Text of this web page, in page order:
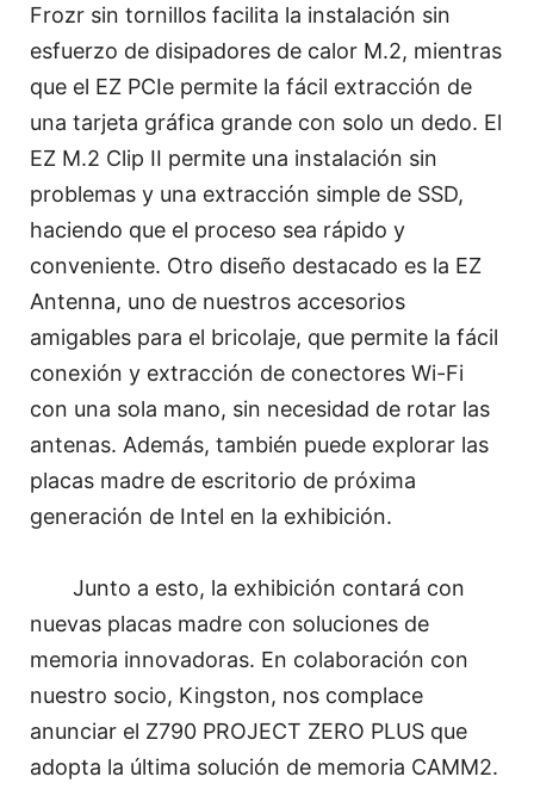
Frozr sin tornillos facilita la instalación sin
esfuerzo de disipadores de calor M.2, mientras
que el EZ PCIe permite la fácil extracción de
una tarjeta gráfica grande con solo un dedo. El
EZ M.2 Clip II permite una instalación sin
problemas y una extracción simple de SSD,
haciendo que el proceso sea rápido y
conveniente. Otro diseño destacado es la EZ
Antenna, uno de nuestros accesorios
amigables para el bricolaje, que permite la fácil
conexión y extracción de conectores Wi-Fi
con una sola mano, sin necesidad de rotar las
antenas. Además, también puede explorar las
placas madre de escritorio de próxima
generación de Intel en la exhibición.
Junto a esto, la exhibición contará con
nuevas placas madre con soluciones de
memoria innovadoras. En colaboración con
nuestro socio, Kingston, nos complace
anunciar el Z790 PROJECT ZERO PLUS que
adopta la última solución de memoria CAMM2.